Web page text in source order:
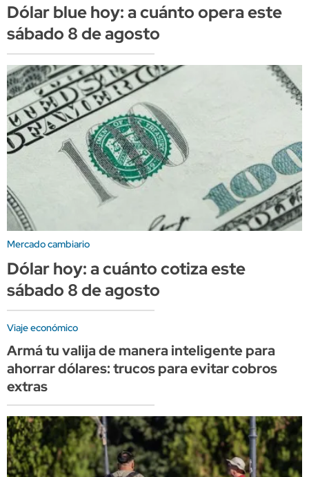
Dólar blue hoy: a cuánto opera este
sábado 8 de agosto
Mercado cambiario
Dólar hoy: a cuánto cotiza este
sábado 8 de agosto
Viaje económico
Armá tu valija de manera inteligente para
ahorrar dólares: trucos para evitar cobros
extras